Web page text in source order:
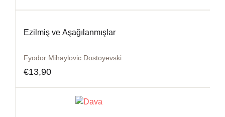
Ezilmiş ve Aşağılanmışlar
Fyodor Mihaylovic Dostoyevski
€13,90